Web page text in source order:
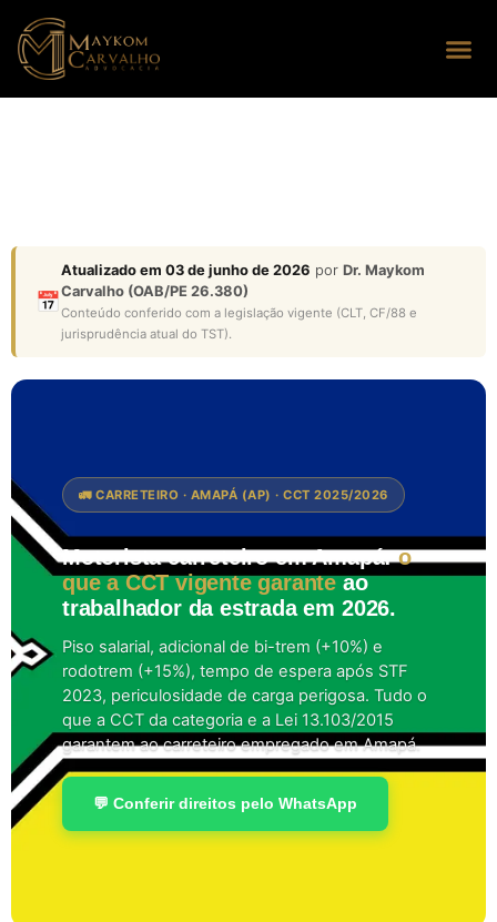
📅
Atualizado em 03 de junho de 2026 por Dr. Maykom
Carvalho (OAB/PE 26.380)
Conteúdo conferido com a legislação vigente (CLT, CF/88 e
jurisprudência atual do TST).
🚛 CARRETEIRO · AMAPÁ (AP) · CCT 2025/2026
Motorista carreteiro em Amapá:o
que a CCT vigente garanteao
trabalhador da estrada em 2026.
Piso salarial, adicional de bi-trem (+10%) e
rodotrem (+15%), tempo de espera após STF
2023, periculosidade de carga perigosa. Tudo o
que a CCT da categoria e a Lei 13.103/2015
garantem ao carreteiro empregado em Amapá.
💬 Conferir direitos pelo WhatsApp